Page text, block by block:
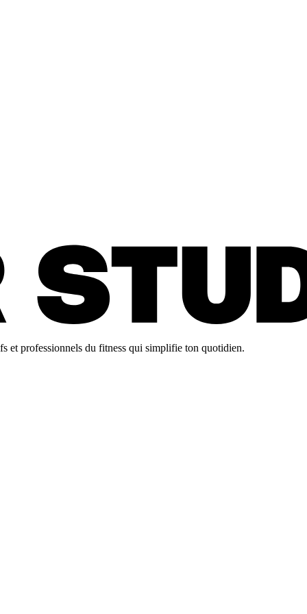
et professionnels du fitness qui simplifie ton quotidien.